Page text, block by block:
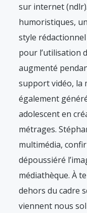
sur internet (ndlr).
humoristiques,
style
pour l’utilisation
augmenté
support vidéo, la
également
adolescent en
métrages.
multimédia,
dépoussiéré
médiathèque. À
dehors du cadre
viennent nous